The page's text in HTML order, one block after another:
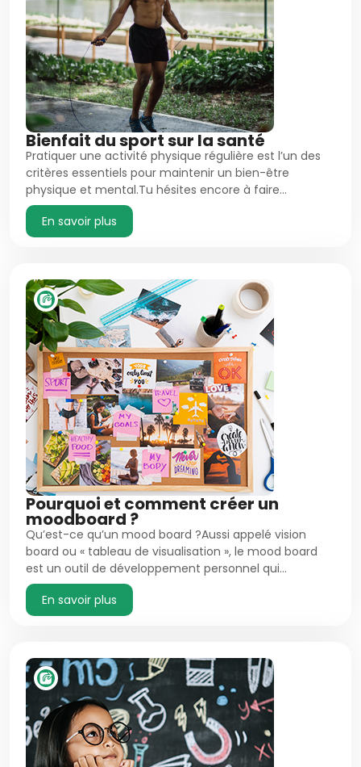
Bienfait du sport sur la santé
Pratiquer une activité physique régulière est l’un des
critères essentiels pour maintenir un bien-être
physique et mental.Tu hésites encore à faire…
En savoir plus
Pourquoi et comment créer un
moodboard ?
Qu’est-ce qu’un mood board ?Aussi appelé vision
board ou « tableau de visualisation », le mood board
est un outil de développement personnel qui…
En savoir plus